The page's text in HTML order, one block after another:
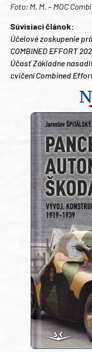
Foto: M. M. – MOC
Súvisiaci článok:
Účelové zoskupenie
COMBINED EFFORT
Účasť Základne
cvičení Combined